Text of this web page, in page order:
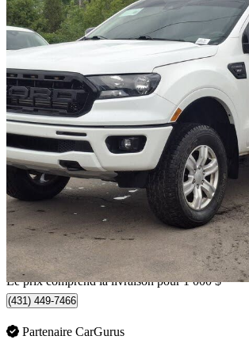
2020 Ford Ranger
XLT SuperCrew 4WD103 695 km
31 988 $
561 $/mois env.
Livraison à domicile de Guelph, ON
Le prix comprend la livraison pour 1 000 $
(431) 449-7466
Partenaire CarGurus